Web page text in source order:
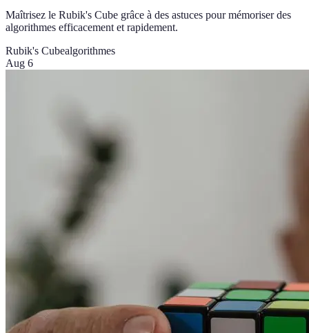
Maîtrisez le Rubik's Cube grâce à des astuces pour mémoriser des
algorithmes efficacement et rapidement.
Rubik's Cubealgorithmes
Aug 6